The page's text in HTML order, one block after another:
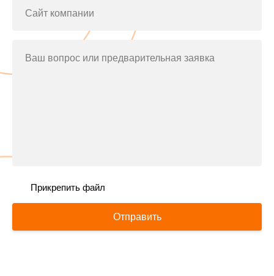
Сайт компании
Ваш вопрос или предварительная заявка
Прикрепить файл
Отправить